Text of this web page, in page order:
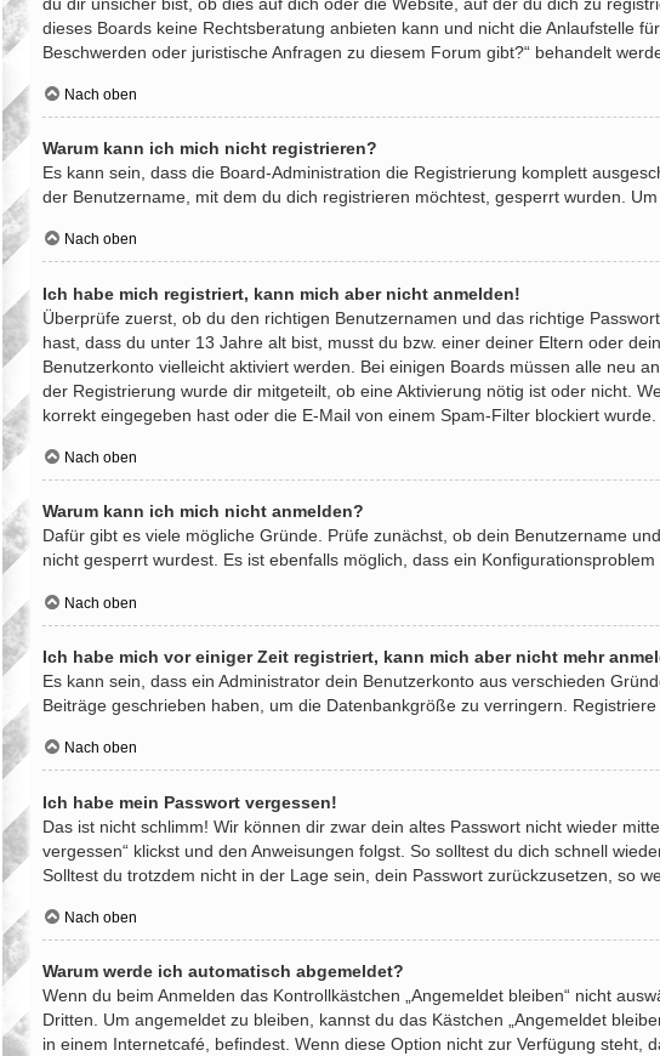
dieses Boards keine Rechtsberatung anbieten kann und nicht die Anlaufstelle
Beschwerden oder juristische Anfragen zu diesem Forum gibt?“ behandelt
Nach oben
Warum kann ich mich nicht registrieren?
Es kann sein, dass die Board-Administration die Registrierung komplett
der Benutzername, mit dem du dich registrieren möchtest, gesperrt wurden.
Nach oben
Ich habe mich registriert, kann mich aber nicht anmelden!
Überprüfe zuerst, ob du den richtigen Benutzernamen und das richtige
hast, dass du unter 13 Jahre alt bist, musst du bzw. einer deiner Eltern oder
Benutzerkonto vielleicht aktiviert werden. Bei einigen Boards müssen alle neu
der Registrierung wurde dir mitgeteilt, ob eine Aktivierung nötig ist oder nicht.
korrekt eingegeben hast oder die E-Mail von einem Spam-Filter blockiert
Nach oben
Warum kann ich mich nicht anmelden?
Dafür gibt es viele mögliche Gründe. Prüfe zunächst, ob dein Benutzername
nicht gesperrt wurdest. Es ist ebenfalls möglich, dass ein
Nach oben
Ich habe mich vor einiger Zeit registriert, kann mich aber nicht mehr
Es kann sein, dass ein Administrator dein Benutzerkonto aus verschieden
Beiträge geschrieben haben, um die Datenbankgröße zu verringern.
Nach oben
Ich habe mein Passwort vergessen!
Das ist nicht schlimm! Wir können dir zwar dein altes Passwort nicht wieder
vergessen“ klickst und den Anweisungen folgst. So solltest du dich schnell
Solltest du trotzdem nicht in der Lage sein, dein Passwort zurückzusetzen, so
Nach oben
Warum werde ich automatisch abgemeldet?
Wenn du beim Anmelden das Kontrollkästchen „Angemeldet bleiben“ nicht
Dritten. Um angemeldet zu bleiben, kannst du das Kästchen „Angemeldet
in einem Internetcafé, befindest. Wenn diese Option nicht zur Verfügung steht,